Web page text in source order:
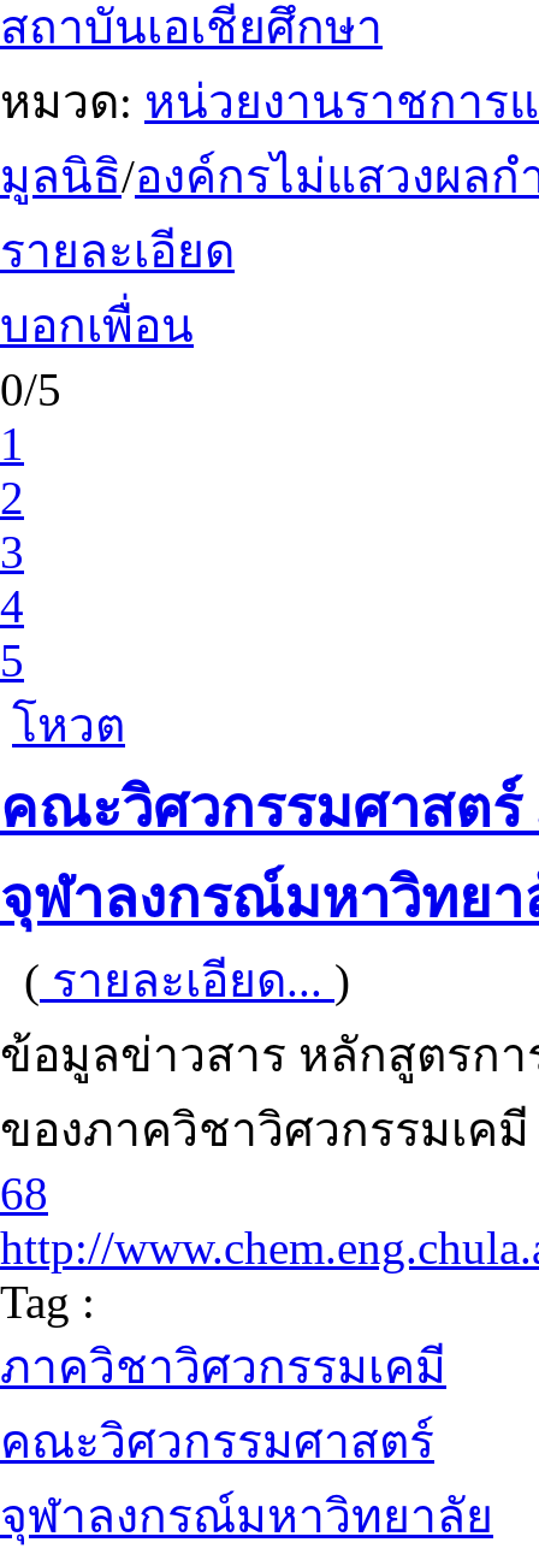
สถาบันเอเชียศึกษา
หมวด: หน่วยงานราชการ
มูลนิธิ/องค์กรไม่แสวงผลก
รายละเอียด
บอกเพื่อน
0/5
1
2
3
4
5
โหวต
คณะวิศวกรรมศาสตร์
จุฬาลงกรณ์มหาวิทยา
( รายละเอียด... )
ข้อมูลข่าวสาร หลักสูตรก
ของภาควิชาวิศวกรรมเค
68
http://
Tag :
ภาควิชาวิศวกรรมเคมี
คณะวิศวกรรมศาสตร์
จุฬาลงกรณ์มหาวิทยาลัย